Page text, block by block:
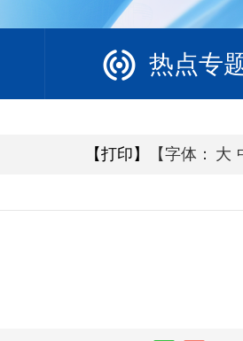
热点专
【打印】 【字体： 大